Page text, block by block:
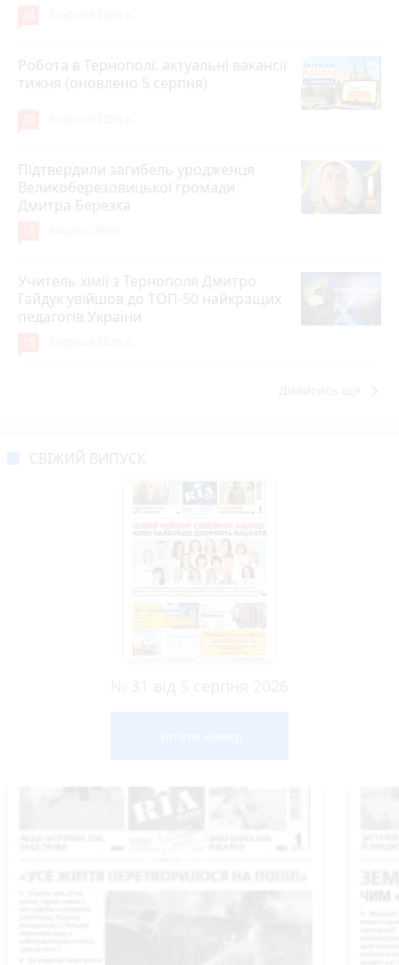
Робота в Тернополі: актуальні вакансії
тижня (оновлено 5 серпня)
Підтвердили загибель уродженця
Великоберезовицької громади
Дмитра Березка
Учитель хімії з Тернополя Дмитро
Гайдук увійшов до ТОП-50 найкращих
педагогів України